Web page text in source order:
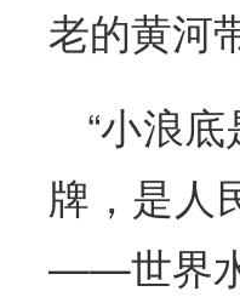
老的黄河
“小浪
牌，是人
——世界水